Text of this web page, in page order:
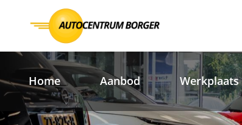
Home Aanbod Werkplaats